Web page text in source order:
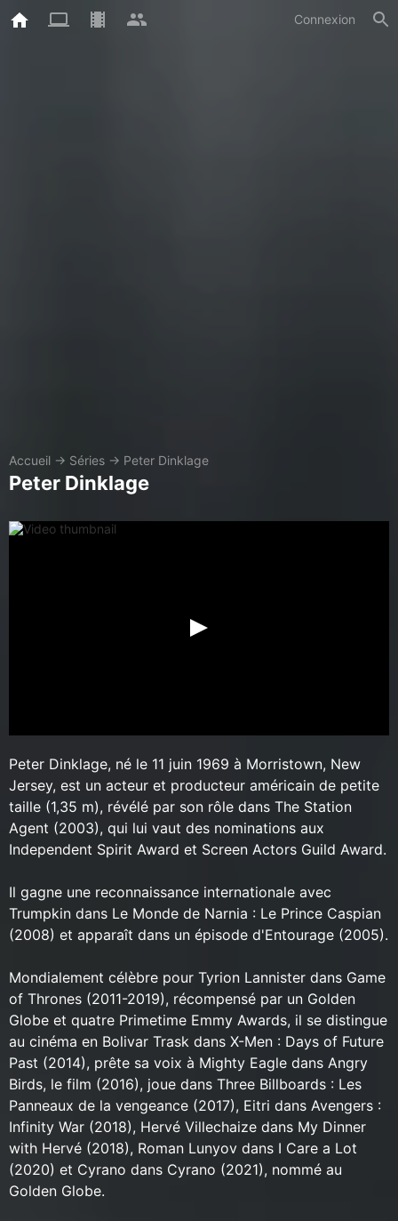
Connexion
Accueil → Séries → Peter Dinklage
Peter Dinklage
Peter Dinklage, né le 11 juin 1969 à Morristown, New
Jersey, est un acteur et producteur américain de petite
taille (1,35 m), révélé par son rôle dans The Station
Agent (2003), qui lui vaut des nominations aux
Independent Spirit Award et Screen Actors Guild Award.
Il gagne une reconnaissance internationale avec
Trumpkin dans Le Monde de Narnia : Le Prince Caspian
(2008) et apparaît dans un épisode d'Entourage (2005).
Mondialement célèbre pour Tyrion Lannister dans Game
of Thrones (2011-2019), récompensé par un Golden
Globe et quatre Primetime Emmy Awards, il se distingue
au cinéma en Bolivar Trask dans X-Men : Days of Future
Past (2014), prête sa voix à Mighty Eagle dans Angry
Birds, le film (2016), joue dans Three Billboards : Les
Panneaux de la vengeance (2017), Eitri dans Avengers :
Infinity War (2018), Hervé Villechaize dans My Dinner
with Hervé (2018), Roman Lunyov dans I Care a Lot
(2020) et Cyrano dans Cyrano (2021), nommé au
Golden Globe.